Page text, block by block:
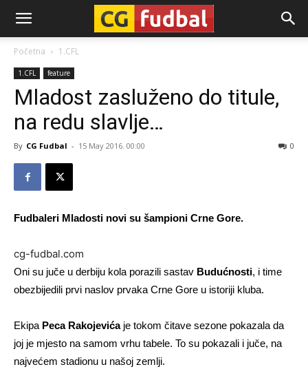
CG-
Fudbal
Početna 1.CFL
1.CFL feature
Mladost zasluženo do titule,
na redu slavlje…
By CG Fudbal - 15 May 2016. 00:00 0
Fudbaleri Mladosti novi su šampioni Crne Gore.
cg-fudbal.com
Oni su juče u derbiju kola porazili sastav Budućnosti, i time
obezbijedili prvi naslov prvaka Crne Gore u istoriji kluba.
Ekipa Peca Rakojevićaje tokom čitave sezone pokazala da
joj je mjesto na samom vrhu tabele. To su pokazali i juče, na
najvećem stadionu u našoj zemlji.